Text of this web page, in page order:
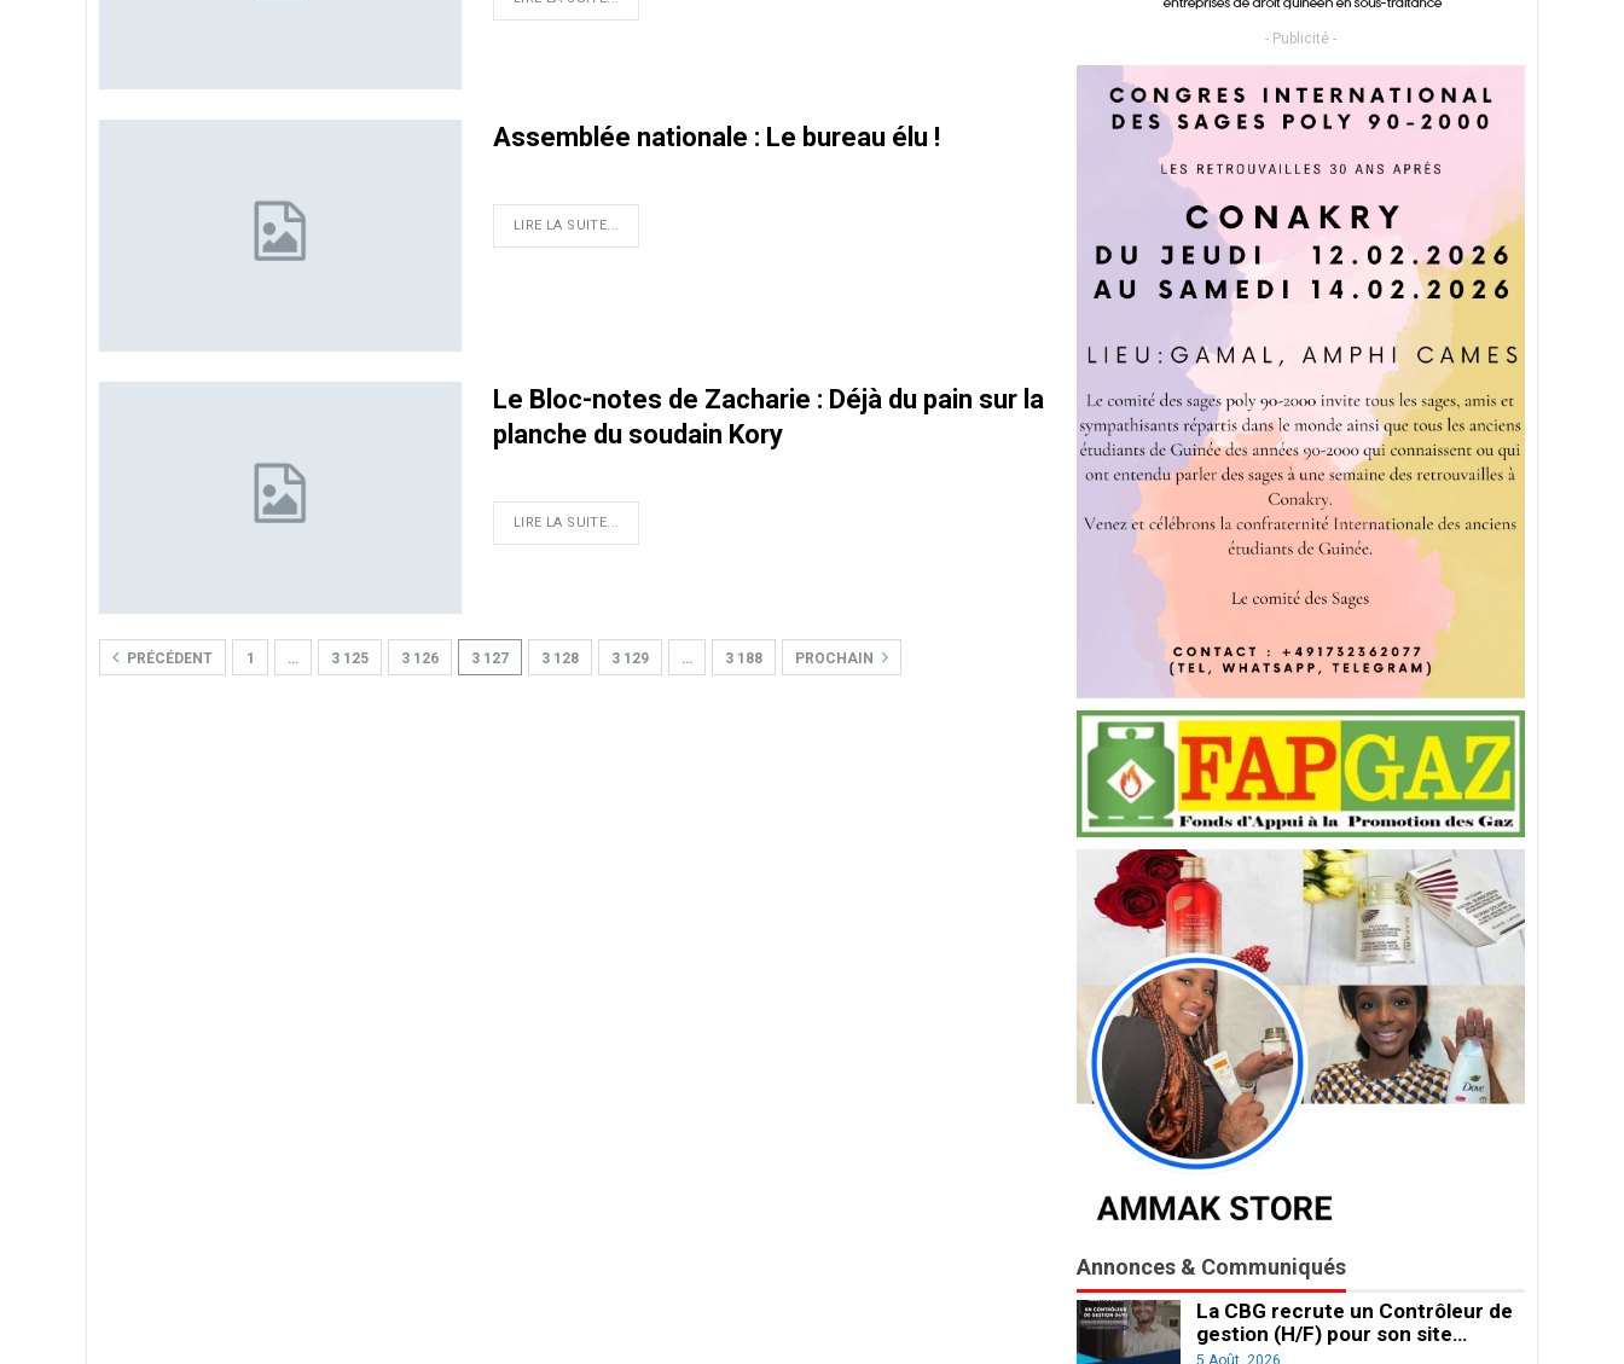
Assemblée nationale : Le bureau élu !
LIRE LA SUITE...
Le Bloc-notes de Zacharie : Déjà du pain sur la
planche du soudain Kory
LIRE LA SUITE...
PRÉCÉDENT 1 … 3 125 3 126 3 127 3 128 3 129 … 3 188 PROCHAIN
- Publicité -
Annonces & Communiqués
La CBG recrute un Contrôleur de
gestion (H/F) pour son site…